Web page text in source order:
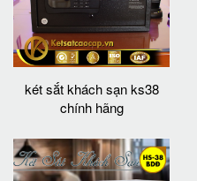
két sắt khách sạn ks38
chính hãng